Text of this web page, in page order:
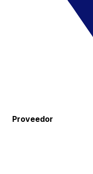
Proveedor